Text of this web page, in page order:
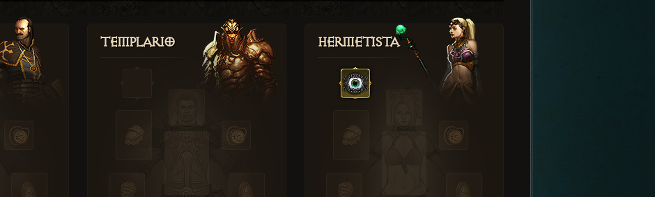
Templario Hermetista